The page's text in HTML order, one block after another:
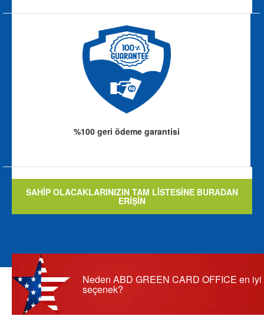
%100 geri ödeme garantisi
SAHİP OLACAKLARINIZIN TAM LİSTESİNE BURADAN
ERİŞİN
Neden ABD GREEN CARD OFFICE en iyi
seçenek?